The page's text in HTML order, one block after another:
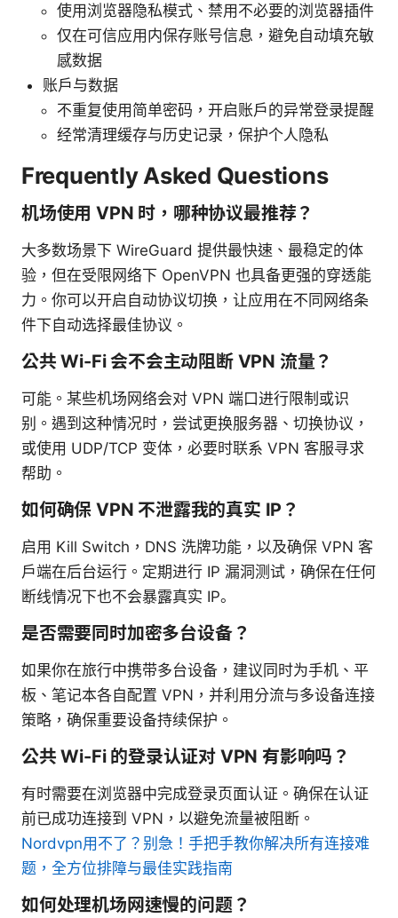
使用浏览器隐私模式、禁用不必要的浏览器插件
仅在可信应用内保存账号信息，避免自动填充敏
感数据
账户与数据
不重复使用简单密码，开启账户的异常登录提醒
经常清理缓存与历史记录，保护个人隐私
Frequently Asked Questions
机场使用 VPN 时，哪种协议最推荐？
大多数场景下 WireGuard 提供最快速、最稳定的体
验，但在受限网络下 OpenVPN 也具备更强的穿透能
力。你可以开启自动协议切换，让应用在不同网络条
件下自动选择最佳协议。
公共 Wi-Fi 会不会主动阻断 VPN 流量？
可能。某些机场网络会对 VPN 端口进行限制或识
别。遇到这种情况时，尝试更换服务器、切换协议，
或使用 UDP/TCP 变体，必要时联系 VPN 客服寻求
帮助。
如何确保 VPN 不泄露我的真实 IP？
启用 Kill Switch，DNS 洗牌功能，以及确保 VPN 客
户端在后台运行。定期进行 IP 漏洞测试，确保在任何
断线情况下也不会暴露真实 IP。
是否需要同时加密多台设备？
如果你在旅行中携带多台设备，建议同时为手机、平
板、笔记本各自配置 VPN，并利用分流与多设备连接
策略，确保重要设备持续保护。
公共 Wi-Fi 的登录认证对 VPN 有影响吗？
有时需要在浏览器中完成登录页面认证。确保在认证
前已成功连接到 VPN，以避免流量被阻断。
Nordvpn用不了？别急！手把手教你解决所有连接难
题，全方位排障与最佳实践指南
如何处理机场网速慢的问题？